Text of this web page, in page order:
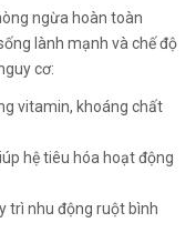
ngừa hoàn toàn
lành mạnh và chế độ
cơ:
vitamin, khoáng chất
hệ tiêu hóa hoạt động
trì nhu động ruột bình